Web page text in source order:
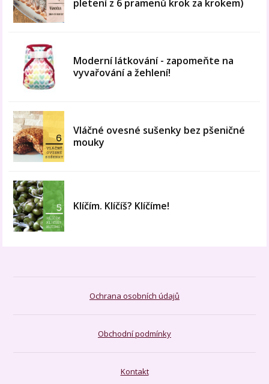
pletení z 6 pramenů krok za krokem)
Moderní látkování - zapomeňte na
vyvařování a žehlení!
Vláčné ovesné sušenky bez pšeničné
mouky
Klíčím. Klíčíš? Klíčíme!
Ochrana osobních údajů
Obchodní podmínky
Kontakt